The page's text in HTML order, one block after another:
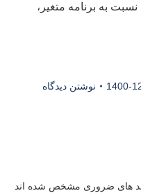
به برنامه متغير،
1400- نوشتن دیدگاه
های ضروری مشخص شده اند